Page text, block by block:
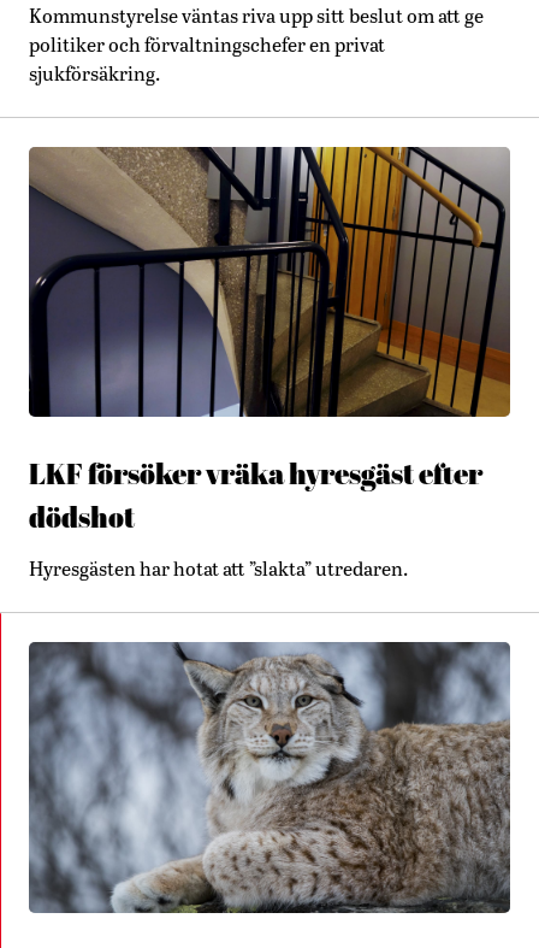
Kommunstyrelse väntas riva upp sitt beslut om att ge
politiker och förvaltningschefer en privat
sjukförsäkring.
LKF försöker vräka hyresgäst efter
dödshot
Hyresgästen har hotat att ”slakta” utredaren.